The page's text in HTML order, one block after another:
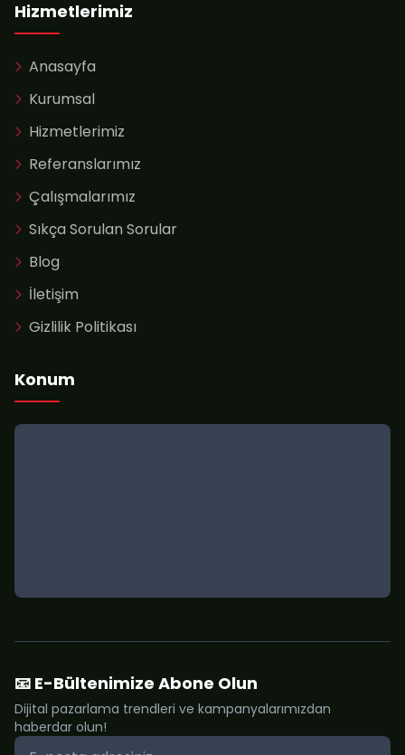
Hizmetlerimiz
Anasayfa
Kurumsal
Hizmetlerimiz
Referanslarımız
Çalışmalarımız
Sıkça Sorulan Sorular
Blog
İletişim
Gizlilik Politikası
Konum
📧 E-Bültenimize Abone Olun
Dijital pazarlama trendleri ve kampanyalarımızdan
haberdar olun!